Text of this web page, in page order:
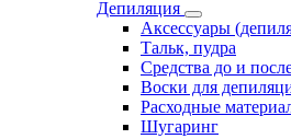
Депиляция
Аксессуары
Тальк, пудра
Средства до и
Воски для
Расходные
Шугаринг